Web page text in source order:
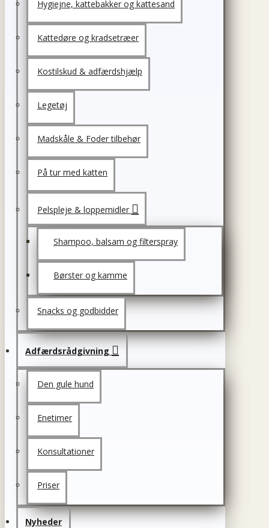
Hygiejne, kattebakker og kattesand
Kattedøre og kradsetræer
Kostilskud & adfærdshjælp
Legetøj
Madskåle & Foder tilbehør
På tur med katten
Pelspleje & loppemidler
Shampoo, balsam og filterspray
Børster og kamme
Snacks og godbidder
Adfærdsrådgivning
Den gule hund
Enetimer
Konsultationer
Priser
Nyheder